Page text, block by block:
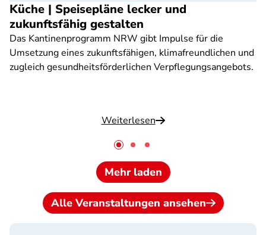
Küche | Speisepläne lecker und
zukunftsfähig gestalten
Das Kantinenprogramm NRW gibt Impulse für die
Umsetzung eines zukunftsfähigen, klimafreundlichen und
zugleich gesundheitsförderlichen Verpflegungsangebots.
Weiterlesen
Mehr laden
Alle Veranstaltungen ansehen